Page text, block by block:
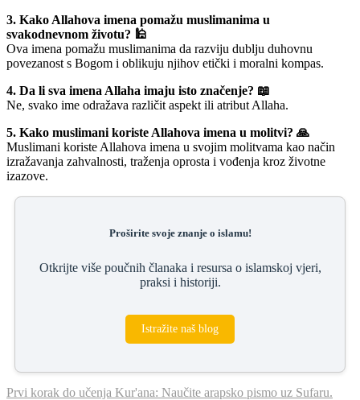
3. Kako Allahova imena pomažu muslimanima u
svakodnevnom životu? 🕌
Ova imena pomažu muslimanima da razviju dublju duhovnu
povezanost s Bogom i oblikuju njihov etički i moralni kompas.
4. Da li sva imena Allaha imaju isto značenje? 📖
Ne, svako ime odražava različit aspekt ili atribut Allaha.
5. Kako muslimani koriste Allahova imena u molitvi? 🙏
Muslimani koriste Allahova imena u svojim molitvama kao način
izražavanja zahvalnosti, traženja oprosta i vođenja kroz životne
izazove.
Proširite svoje znanje o islamu!
Otkrijte više poučnih članaka i resursa o islamskoj vjeri,
praksi i historiji.
Istražite naš blog
Prvi korak do učenja Kur'ana: Naučite arapsko pismo uz Sufaru.